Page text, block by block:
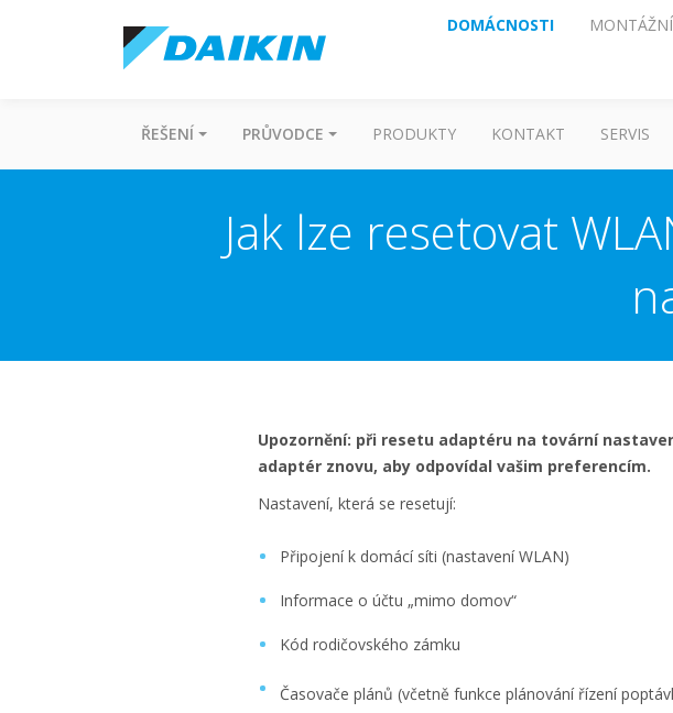
DOMÁCNOSTI
ŘEŠENÍ PRŮVODCE PRODUKTY KONTAKT SERVIS
Jak lze resetovat
Upozornění: při resetu adaptéru na tovární
adaptér znovu, aby odpovídal vašim preferencím.
Nastavení, která se resetují:
Připojení k domácí síti (nastavení WLAN)
Informace o účtu „mimo domov“
Kód rodičovského zámku
Časovače plánů (včetně funkce plánování řízení